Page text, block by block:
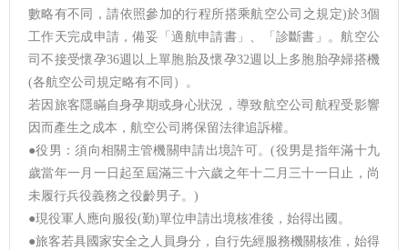
數略有不同，請依照參加的行程所搭乘航空公司之規定)於3個
工作天完成申請，備妥「適航申請書」、「診斷書」。航空公
司不接受懷孕36週以上單胞胎及懷孕32週以上多胞胎孕婦搭機
(各航空公司規定略有不同）。
若因旅客隱瞞自身孕期或身心狀況，導致航空公司航程受影響
因而產生之成本，航空公司將保留法律追訴權。
●役男：須向相關主管機關申請出境許可。(役男是指年滿十九
歲當年一月一日起至屆滿三十六歲之年十二月三十一日止，尚
未履行兵役義務之役齡男子。)
●現役軍人應向服役(勤)單位申請出境核准後，始得出國。
●旅客若具國家安全之人員身分，自行先經服務機關核准，始得